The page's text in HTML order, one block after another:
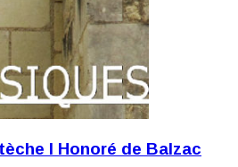
I Honoré de Balzac